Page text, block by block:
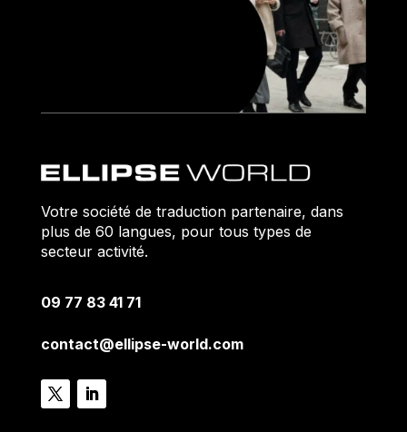
Votre société de traduction partenaire, dans
plus de 60 langues, pour tous types de
secteur activité.
09 77 83 41 71
contact@ellipse-world.com